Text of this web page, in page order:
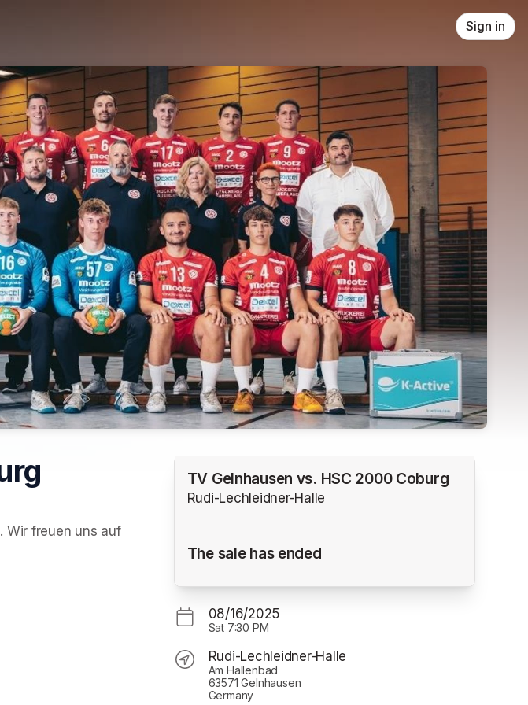
Sign in
Wir freuen uns auf
TV Gelnhausen vs. HSC 2000 Coburg
Rudi-Lechleidner-Halle
The sale has ended
08/16/2025
Sat 7:30 PM
Rudi-Lechleidner-Halle
Am Hallenbad
63571 Gelnhausen
Germany